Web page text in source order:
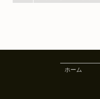
ク
ホーム